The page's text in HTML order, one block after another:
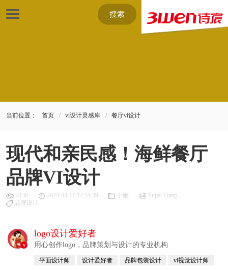
搜索
当前位置： 首页 vi设计灵感库 餐厅vi设计
现代和亲民感！海鲜餐厅
品牌VI设计
2130 2024-03-11 12:35:39 小敏
Yupei Liang
品牌设计
v
logo设计爱好者
用心创作logo，品牌策划与设计的专业机构
平面设计师 设计爱好者 品牌包装设计 vi视觉设计师